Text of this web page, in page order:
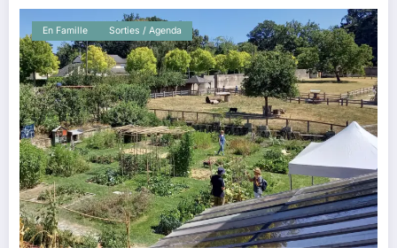
En Famille Sorties / Agenda